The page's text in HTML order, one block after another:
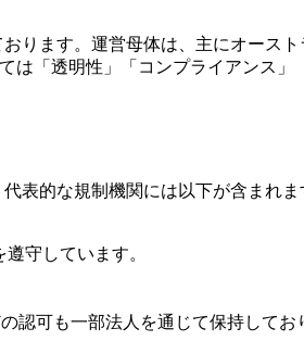
ります。運営母体は、主にオース
「透明性」「コンプライアンス
表的な規制機関には以下が含まれま
守しています。
認可も一部法人を通じて保持してお